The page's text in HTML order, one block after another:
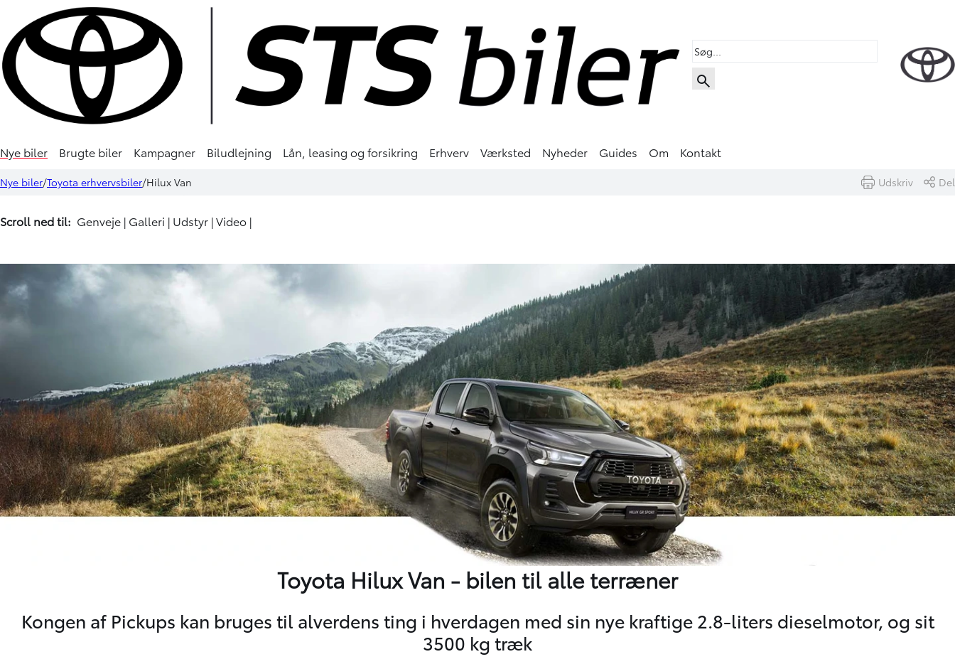
Nye biler Brugte biler Kampagner Biludlejning Lån, leasing og forsikring Erhverv Værksted Nyheder Guides Om Kontakt
Nye biler Toyota erhvervsbiler Hilux Van Udskriv Del
Scroll ned til: Genveje | Galleri | Udstyr |Video |
Toyota Hilux Van - bilen til alle terræner
Kongen af Pickups kan bruges til alverdens ting i hverdagen med sin nye kraftige 2.8-liters dieselmotor, og sit
3500 kg træk